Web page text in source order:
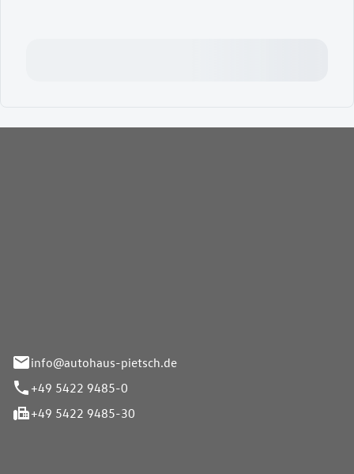
info@autohaus-pietsch.de
+49 5422 9485-0
+49 5422 9485-30